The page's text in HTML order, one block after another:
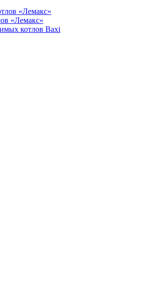
«Лемакс»
«Лемакс»
котлов Baxi